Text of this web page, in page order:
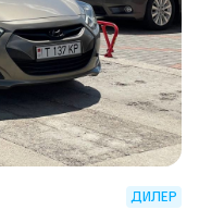
ДИЛЕР